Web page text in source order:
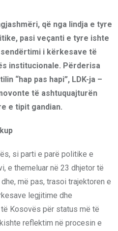
që nga lindja e tyre
pasi veçanti e tyre ishte
i kërkesave të
institucionale. Përderisa
“hap pas hapi”, LDK-ja –
të ashtuquajturën
e tipit gandian.
si parti e parë politike e
e themeluar në 23 dhjetor të
më pas, trasoi trajektoren e
legjitime dhe
Kosovës për status më të
reflektim në procesin e